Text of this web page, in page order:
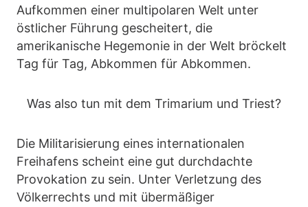
Aufkommen einer multipolaren Welt unter
östlicher Führung gescheitert, die
amerikanische Hegemonie in der Welt bröckelt
Tag für Tag, Abkommen für Abkommen.
Was also tun mit dem Trimarium und Triest?
Die Militarisierung eines internationalen
Freihafens scheint eine gut durchdachte
Provokation zu sein. Unter Verletzung des
Völkerrechts und mit übermäßiger